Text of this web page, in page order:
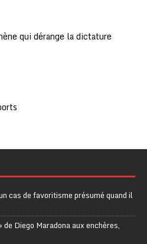
qui dérange la dictature
cas de favoritisme présumé quand il
Diego Maradona aux enchères,